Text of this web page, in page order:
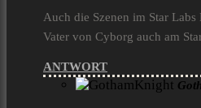
Auch die Szenen im Star
Vater von Cyborg auch am
ANTWORT